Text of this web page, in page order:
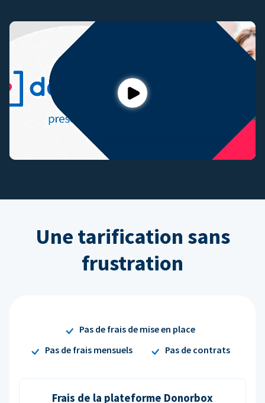
Play
Une tarification sans
frustration
Pas de frais de mise en place
Pas de frais mensuels
Pas de contrats
Frais de la plateforme Donorbox